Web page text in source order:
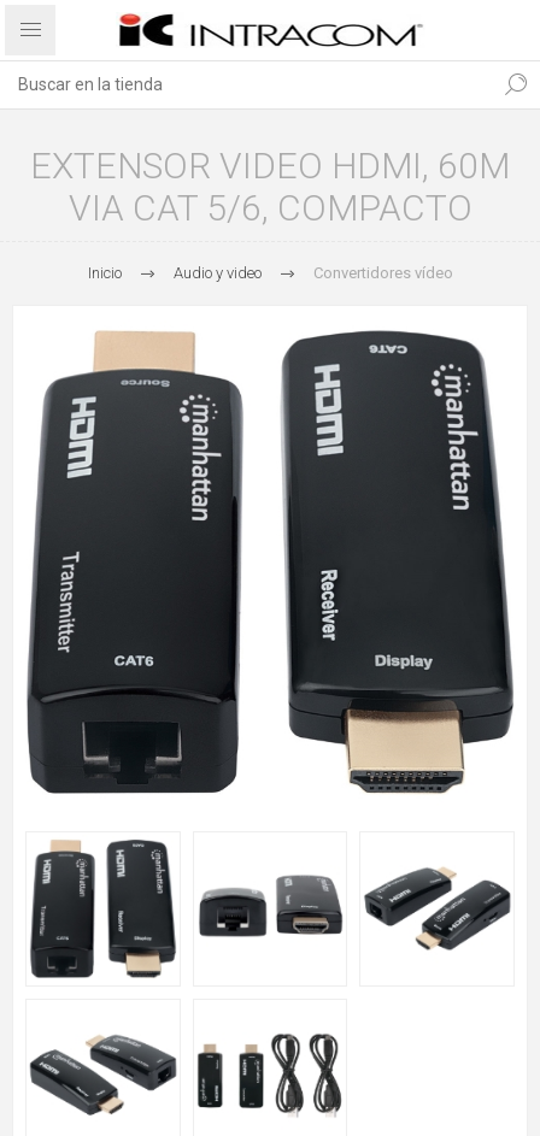
EXTENSOR VIDEO HDMI, 60M
VIA CAT 5/6, COMPACTO
Inicio Audio y video Convertidores vídeo